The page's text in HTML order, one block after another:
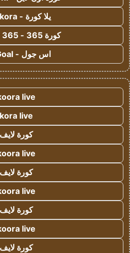
يلا كورة - yallakora
كورة 365 - kooora 365
اس جول - AS Goal
live
kora live
كورة لايف
live
كورة لايف
live
كورة لايف
live
كورة لايف